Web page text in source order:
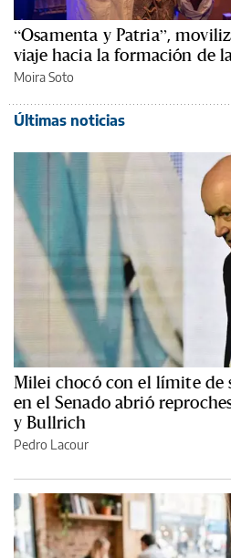
“Osamenta y Patria”,
viaje hacia la formación de
Moira Soto
Últimas noticias
Milei chocó con el límite de
en el Senado abrió
y Bullrich
Pedro Lacour